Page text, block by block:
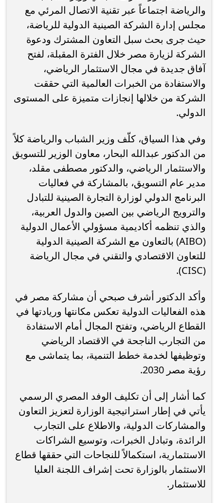
والرياضة اجتماعاً عبر تقنية الاتصال المرئي مع
مجلس إدارة الشركة الصينية الدولية للرياضة،
حيث جرى بحث سبل التعاون المشترك ودعوة
الشركة لزيارة مصر خلال الفترة المقبلة، لفتح
آفاق جديدة في مجال الاستثمار الرياضي،
والاستفادة من الخبرات العالمية التي حققت
الشركة من خلالها إنجازات متميزة على المستوى
الدولي.
وفي هذا السياق، كلّف وزير الشباب والرياضة كلاً
من الدكتور عبدالله البحار، معاون الوزير للتسويق
والاستثمار الرياضي، والدكتور مصطفى مقلد،
مدير عام التسويق، بالمشاركة في فعاليات
البرنامج الدولي لوزارة التجارة الصينية للتبادل
والترويج الرياضي بين الصين والدول العربية،
والذي تنظمه أكاديمية مسؤولي الأعمال الدولية
(AIBO) بالتعاون مع الشركة الصينية الدولية
للتعاون الاقتصادي والتقني في مجال الرياضة
(CISC).
وأكد الدكتور أشرف صبحي أن مشاركة مصر في
هذه الفعاليات الدولية تعكس مكانتها وريادتها في
القطاع الرياضي، وتفتح المجال أمام الاستفادة
من التجارب الناجحة في الاقتصاد الرياضي
وتوظيفها لخدمة خطط التنمية، بما يتماشى مع
رؤية مصر 2030.
كما أشار إلى أن تكليف الوفد المصري الرسمي
يأتي في إطار استراتيجية الوزارة لتعزيز التعاون
والمشاركات الدولية، والاطلاع على التجارب
الرائدة، وتبادل الخبرات، وتوسيع الشراكات
الاستثمارية، استكمالاً للنجاحات التي حققها قطاع
الاستثمار بالوزارة تحت إشراف اللجنة العليا
للاستثمار.